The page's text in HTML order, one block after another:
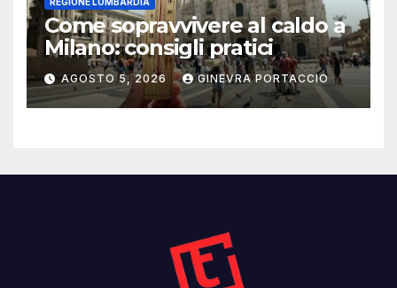
Come sopravvivere al caldo a
Milano: consigli pratici
AGOSTO 5, 2026 GINEVRA PORTACCIO